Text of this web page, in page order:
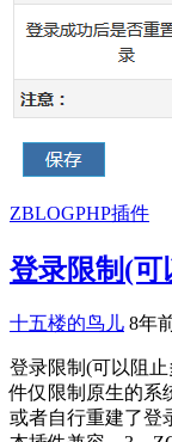
ZBLOGPHP插件
登录限制(可
十五楼的鸟儿 8年
登录限制(可以阻
件仅限制原生的系
或者自行重建了登